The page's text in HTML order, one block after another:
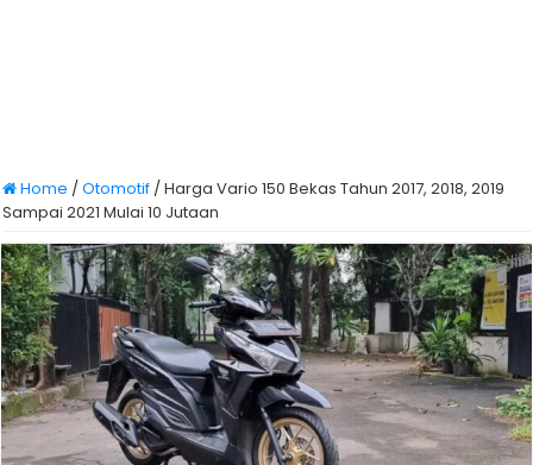
Home /Otomotif /Harga Vario 150 Bekas Tahun 2017, 2018, 2019
Sampai 2021 Mulai 10 Jutaan